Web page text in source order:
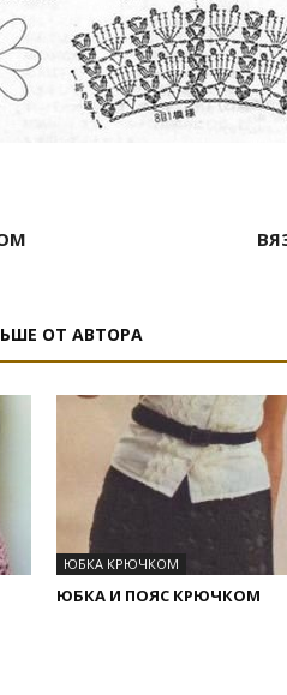
ОТ АВТОРА
ЮБКА КРЮЧКОМ
ЮБКА И ПОЯС КРЮЧКОМ